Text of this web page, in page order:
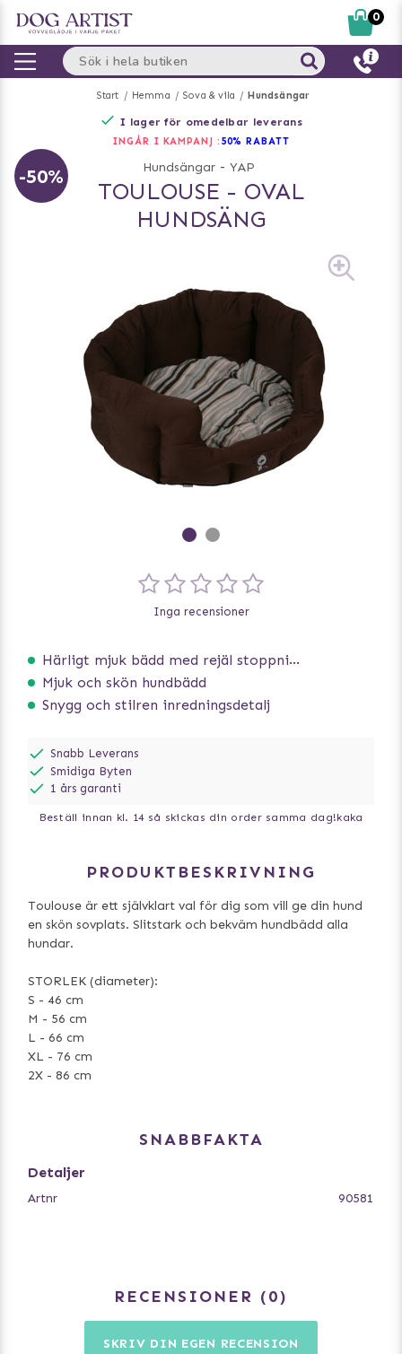
Start Hemma Sova & vila Hundsängar
I lager för omedelbar leverans
INGÅR I KAMPANJ : 50% RABATT
-50% Hundsängar - YAP
TOULOUSE - OVAL
HUNDSÄNG
Härligt mjuk bädd med rejäl stoppning som håller formen
Mjuk och skön hundbädd
Snygg och stilren inredningsdetalj
Inga recensioner
Snabb Leverans
Smidiga Byten
1 års garanti
Beställ innan kl. 14 så skickas din order samma dag!kaka
PRODUKTBESKRIVNING
Toulouse är ett självklart val för dig som vill ge din hund
en skön sovplats. Slitstark och bekväm hundbädd alla
hundar.
STORLEK (diameter):
S - 46 cm
M - 56 cm
L - 66 cm
XL - 76 cm
2X - 86 cm
SNABBFAKTA
Detaljer
Artnr 90581
RECENSIONER 0
SKRIV DIN EGEN RECENSION
0